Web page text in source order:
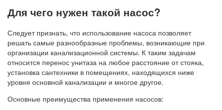
Для чего нужен такой насос?
Следует признать, что использование насоса позволяет
решать самые разнообразные проблемы, возникающие при
организации канализационной системы. К таким задачам
относится перенос унитаза на любое расстояние от стояка,
установка сантехники в помещениях, находящихся ниже
уровня основной канализации и многое другое.
Основные преимущества применения насосов: